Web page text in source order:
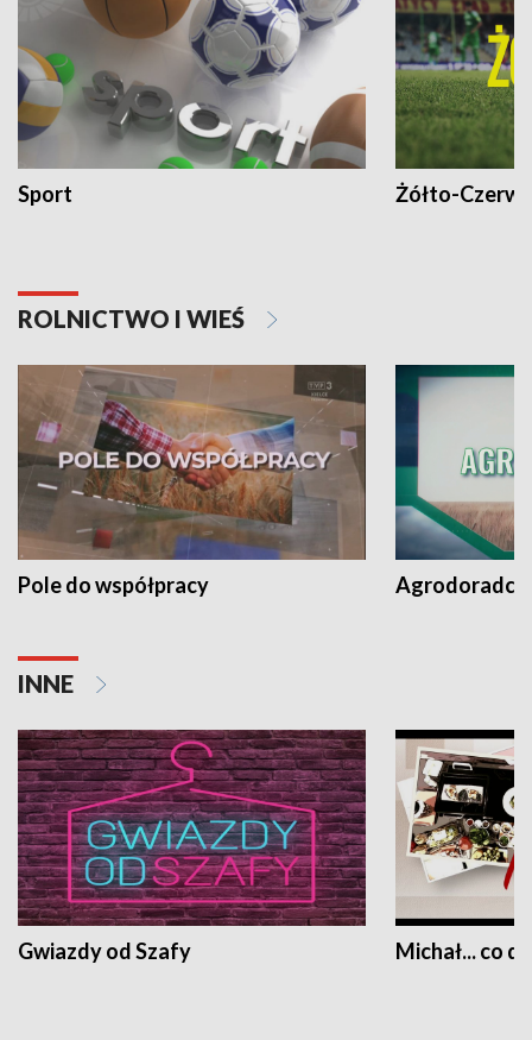
Sport Żółto-
ROLNICTWO I WIEŚ
Pole do współpracy Agrodoradcy
INNE
Gwiazdy od Szafy Michał... co